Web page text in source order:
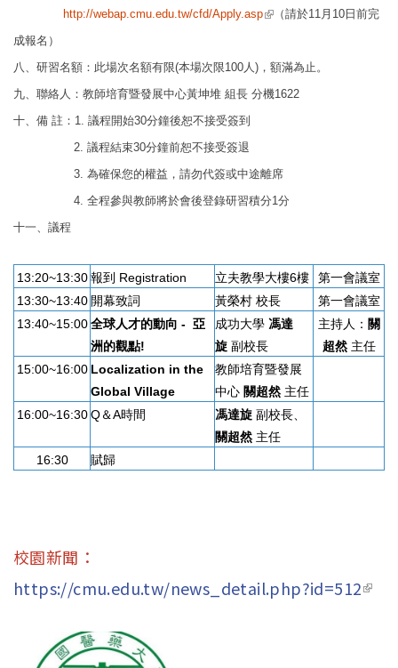
http://webap.cmu.edu.tw/cfd/Apply.asp (link is external)
（請於11月10日前完
成報名）
八、研習名額：此場次名額有限(本場次限100人)，額滿為止。
九、聯絡人：教師培育暨發展中心黃坤堆 組長 分機1622
十、備 註：1. 議程開始30分鐘後恕不接受簽到
2. 議程結束30分鐘前恕不接受簽退
3. 為確保您的權益，請勿代簽或中途離席
4. 全程參與教師將於會後登錄研習積分1分
十一、議程
13:20~13:30 報到 Registration 立夫教學大樓6樓
第一會議室
13:30~13:40 開幕致詞 黃榮村 校長
第一會議室
13:40~15:00 全球人才的動向 - 亞
洲的觀點!
成功大學 馮達
旋 副校長
主持人： 關
超然主任
15:00~16:00 Localization in the
Global Village
教師培育暨發展
中心 關超然 主任
16:00~16:30 Q＆A時間 馮達旋 副校長、
關超然 主任
16:30
賦歸
校園新聞：
https://cmu.edu.tw/news_detail.php?id=512